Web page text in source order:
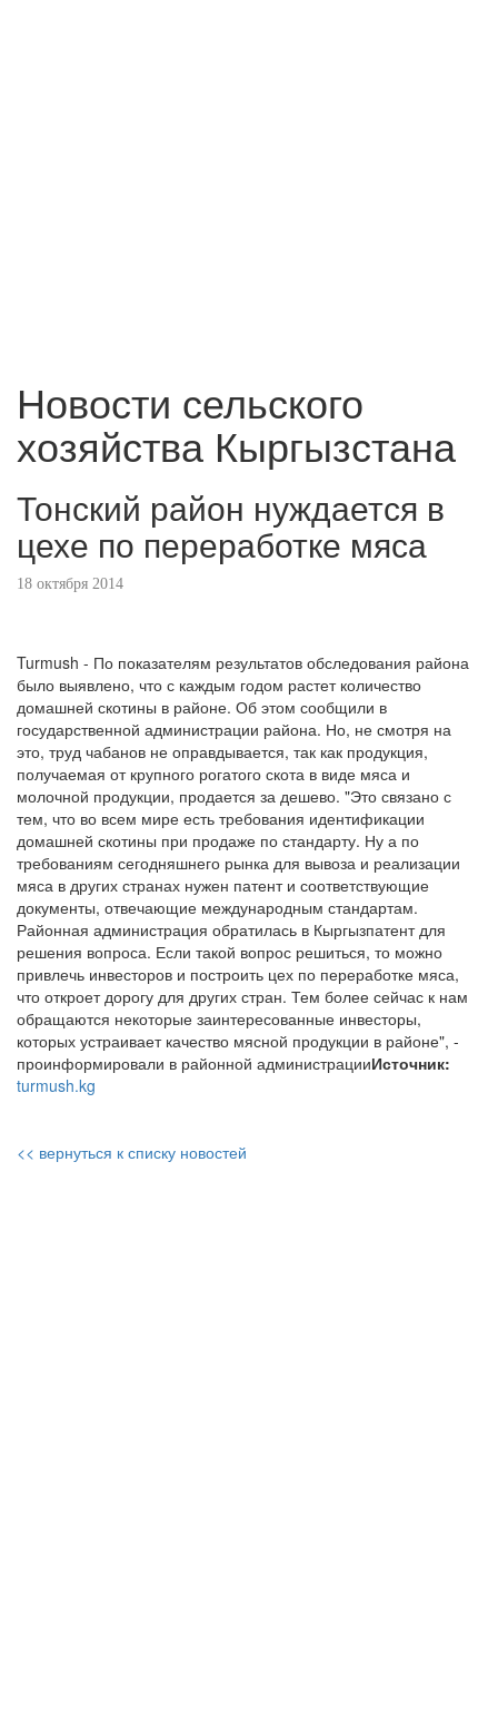
Новости сельского
хозяйства Кыргызстана
Тонский район нуждается в
цехе по переработке мяса
18 октября 2014
Turmush - По показателям результатов обследования района
было выявлено, что с каждым годом растет количество
домашней скотины в районе. Об этом сообщили в
государственной администрации района. Но, не смотря на
это, труд чабанов не оправдывается, так как продукция,
получаемая от крупного рогатого скота в виде мяса и
молочной продукции, продается за дешево. "Это связано с
тем, что во всем мире есть требования идентификации
домашней скотины при продаже по стандарту. Ну а по
требованиям сегодняшнего рынка для вывоза и реализации
мяса в других странах нужен патент и соответствующие
документы, отвечающие международным стандартам.
Районная администрация обратилась в Кыргызпатент для
решения вопроса. Если такой вопрос решиться, то можно
привлечь инвесторов и построить цех по переработке мяса,
что откроет дорогу для других стран. Тем более сейчас к нам
обращаются некоторые заинтересованные инвесторы,
которых устраивает качество мясной продукции в районе", -
проинформировали в районной администрацииИсточник:
turmush.kg
<< вернуться к списку новостей